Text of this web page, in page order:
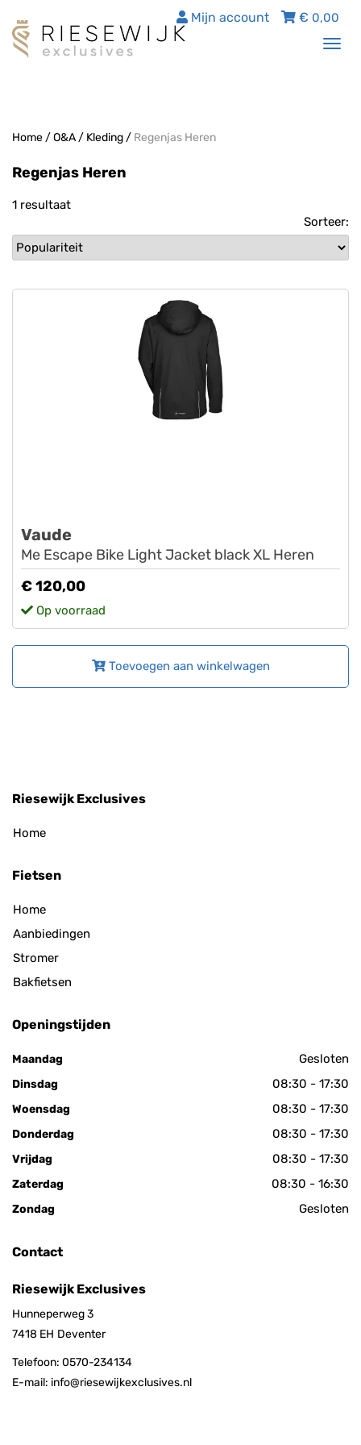
€ 0,00
Mijn account
Home/O&A/ Kleding/ Regenjas Heren
Regenjas Heren
1 resultaat
Sorteer:
Vaude
Me Escape Bike Light Jacket black XL Heren
€ 120,00
Op voorraad
Toevoegen aan winkelwagen
Riesewijk Exclusives
Home
Fietsen
Home
Aanbiedingen
Stromer
Bakfietsen
Openingstijden
Maandag Gesloten
Dinsdag 08:30 - 17:30
Woensdag 08:30 - 17:30
Donderdag 08:30 - 17:30
Vrijdag 08:30 - 17:30
Zaterdag 08:30 - 16:30
Zondag Gesloten
Contact
Riesewijk Exclusives
Hunneperweg 3
7418 EH Deventer
Telefoon: 0570-234134
E-mail: info@riesewijkexclusives.nl